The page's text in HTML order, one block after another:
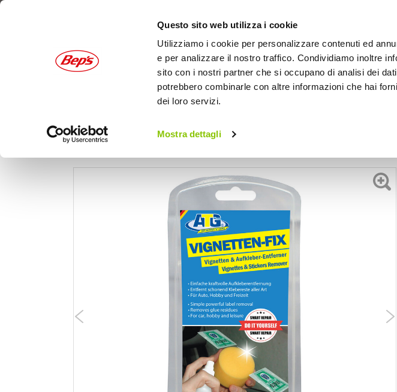
Questo sito web utilizza i cookie
Utilizziamo i cookie per personalizzare contenuti ed
e per analizzare il nostro traffico. Condividiamo inoltre
sito con i nostri partner che si occupano di analisi dei
potrebbero combinarle con altre informazioni che hai
dei loro servizi.
Mostra dettagli